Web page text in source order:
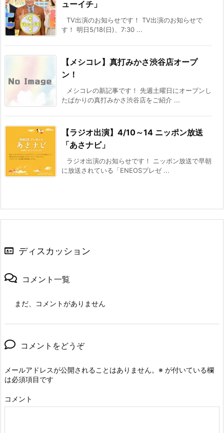
ューイチ」
TV出演のお知らせです！ TV出演のお知らせで
す！ 明日5/18(日)、7:30 ...
【メシコレ】真打みかさ渋谷店オープ
ン！
メシコレの新記事です！ 先週土曜日にオープンし
たばかりの真打みかさ渋谷店をご紹介 ...
【ラジオ出演】4/10～14 ニッポン放送
「あさナビ」
ラジオ出演のお知らせです！ ニッポン放送で早朝
に放送されている「ENEOSプレゼ ...
ディスカッション
コメント一覧
まだ、コメントがありません
コメントをどうぞ
メールアドレスが公開されることはありません。 ※ が付いている欄
は必須項目です
コメント